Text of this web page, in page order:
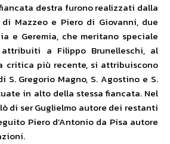
destra furono realizzati dalla
Mazzeo e Piero di Giovanni, due
e Geremia, che meritano speciale
a Filippo Brunelleschi, al
critica più recente, si attribuiscono
Gregorio Magno, S. Agostino e S.
in alto della stessa fiancata. Nel
di ser Guglielmo autore dei restanti
Piero d’Antonio da Pisa autore